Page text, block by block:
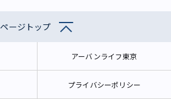
ページトップ
アーバンライフ東京
プライバシーポリシー